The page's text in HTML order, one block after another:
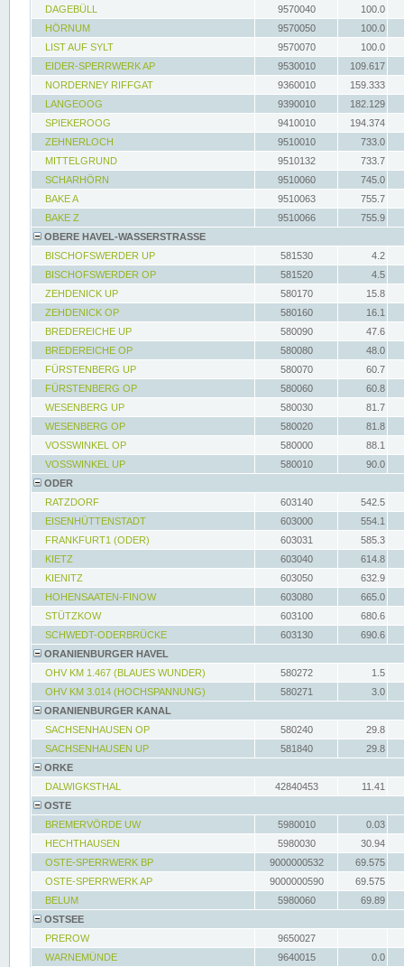
DAGEBÜLL 9570040
100.0
HÖRNUM
9570050
100.0
LIST AUF SYLT
9570070
100.0
EIDER-SPERRWERK AP
9530010
109.617
NORDERNEY RIFFGAT
9360010
159.333
LANGEOOG
9390010
182.129
SPIEKEROOG
9410010
194.374
ZEHNERLOCH
9510010
733.0
MITTELGRUND
9510132
733.7
SCHARHÖRN
9510060
745.0
BAKE A
9510063
755.7
BAKE Z
9510066
755.9
OBERE HAVEL-WASSERSTRASSE
BISCHOFSWERDER UP
581530
4.2
BISCHOFSWERDER OP
581520
4.5
ZEHDENICK UP
580170
15.8
ZEHDENICK OP
580160
16.1
BREDEREICHE UP
580090
47.6
BREDEREICHE OP
580080
48.0
FÜRSTENBERG UP
580070
60.7
FÜRSTENBERG OP
580060
60.8
WESENBERG UP
580030
81.7
WESENBERG OP
580020
81.8
VOSSWINKEL OP
580000
88.1
VOSSWINKEL UP
580010
90.0
ODER
RATZDORF
603140
542.5
EISENHÜTTENSTADT
603000
554.1
FRANKFURT1 (ODER)
603031
585.3
KIETZ
603040
614.8
KIENITZ
603050
632.9
HOHENSAATEN-FINOW
603080
665.0
STÜTZKOW
603100
680.6
SCHWEDT-ODERBRÜCKE
603130
690.6
ORANIENBURGER HAVEL
OHV KM 1.467 (BLAUES WUNDER)
580272
1.5
OHV KM 3.014 (HOCHSPANNUNG)
580271
3.0
ORANIENBURGER KANAL
SACHSENHAUSEN OP
580240
29.8
SACHSENHAUSEN UP
581840
29.8
ORKE
DALWIGKSTHAL
42840453
11.41
OSTE
BREMERVÖRDE UW
5980010
0.03
HECHTHAUSEN
5980030
30.94
OSTE-SPERRWERK BP
9000000532
69.575
OSTE-SPERRWERK AP
9000000590
69.575
BELUM
5980060
69.89
OSTSEE
PREROW
9650027
WARNEMÜNDE
9640015
0.0